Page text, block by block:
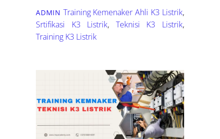
ADMIN Training Kemenaker Ahli K3 Listrik,
Srtifikasi K3 Listrik, Teknisi K3 Listrik,
Training K3 Listrik